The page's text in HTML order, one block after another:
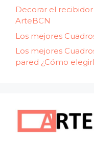
Decorar el
ArteBCN
Los mejores
Los mejores
pared ¿Cómo